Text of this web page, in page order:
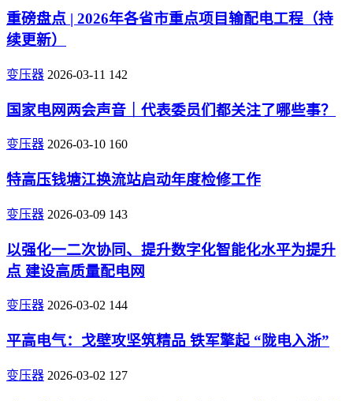
重磅盘点 | 2026年各省市重点项目输配电工程（持
续更新）
变压器 2026-03-11 142
国家电网两会声音｜代表委员们都关注了哪些事？
变压器 2026-03-10 160
特高压钱塘江换流站启动年度检修工作
变压器 2026-03-09 143
以强化一二次协同、提升数字化智能化水平为提升
点 建设高质量配电网
变压器 2026-03-02 144
平高电气：戈壁攻坚筑精品 铁军擎起 “陇电入浙”
变压器 2026-03-02 127